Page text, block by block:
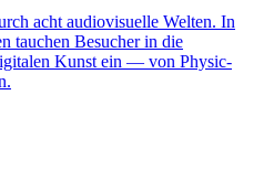
acht audiovisuelle Welten. In
tauchen Besucher in die
Kunst ein — von Physic-